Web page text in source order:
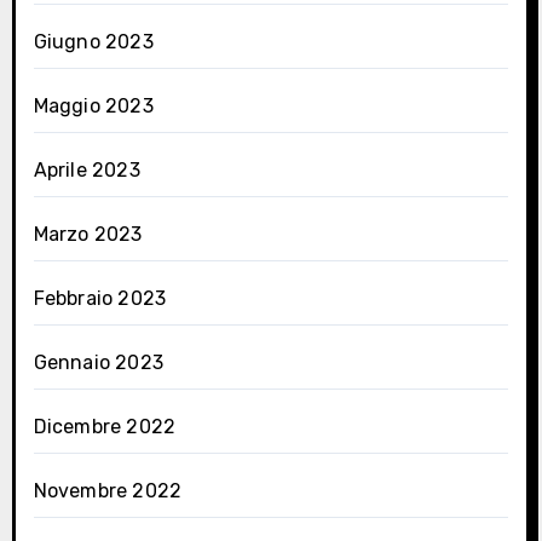
Giugno 2023
Maggio 2023
Aprile 2023
Marzo 2023
Febbraio 2023
Gennaio 2023
Dicembre 2022
Novembre 2022